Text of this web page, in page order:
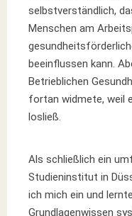
selbstverständlich,
Menschen am
beeinflussen kann.
Betrieblichen
fortan widmete, weil
losließ.
Als schließlich ein
Studieninstitut in
ich mich ein und
Grundlagenwissen